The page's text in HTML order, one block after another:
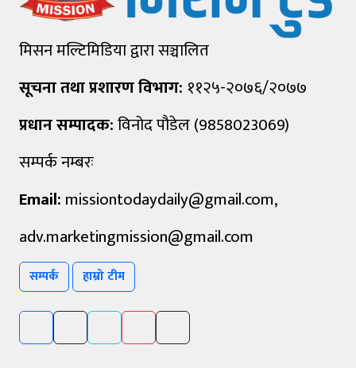
मिसन मल्टिमिडिया द्वारा सञ्चालित
सूचना तथा प्रशारण विभाग: ११२५-२०७६/२०७७
प्रधान सम्पादक:विनोद पौडेल (9858023069)
सम्पर्क नम्बरः
Email: missiontodaydaily@gmail.com,
adv.marketingmission@gmail.com
सम्पर्क हाम्रो टीम